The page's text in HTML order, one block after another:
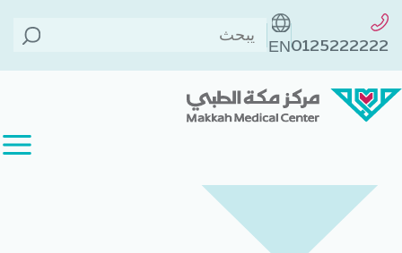
0125222222
EN
د. إسلام مراد
الخلف>